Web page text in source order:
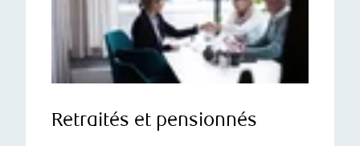
Retraités et pensionnés